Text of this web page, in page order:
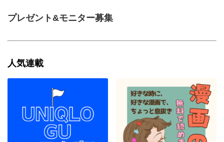
プレゼント&モニター募集
人気連載